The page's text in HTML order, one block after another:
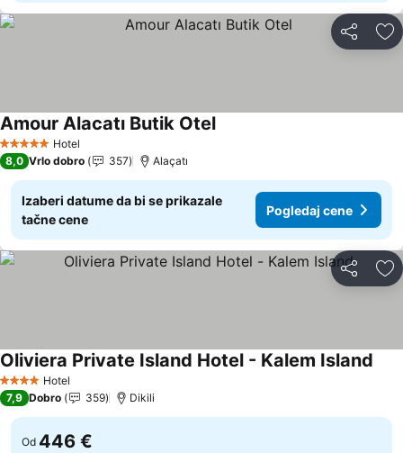
Deli
5 ZvezdiceHotel
Amour Alacatı Butik Otel
8,0 Vrlo dobro 357 Alaçatı
Izaberi datume da bi se prikazale
tačne cene
Pogledaj cene
Deli
4 ZvezdiceHotel
Oliviera Private Island Hotel - Kalem Island
7,9 Dobro 359 Dikili
Od 446 €